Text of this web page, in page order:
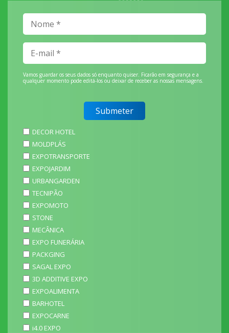
Vamos guardar os seus dados só enquanto quiser. Ficarão em segurança e a
qualquer momento pode editá-los ou deixar de receber as nossas mensagens.
DECOR HOTEL
MOLDPLÁS
EXPOTRANSPORTE
EXPOJARDIM
URBANGARDEN
TECNIPÃO
EXPOMOTO
STONE
MECÂNICA
EXPO FUNERÁRIA
PACKGING
SAGAL EXPO
3D ADDITIVE EXPO
EXPOALIMENTA
BARHOTEL
EXPOCARNE
i4.0 EXPO